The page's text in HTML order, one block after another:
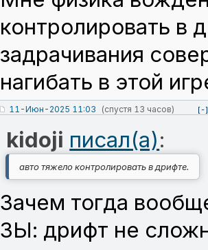
контролировать в
задрачивания
нагибать в этой
11-Июн-2025 11:03 (спустя 13 часов) [-]
kidoji писал(а):
авто тяжело контролировать в дрифте.
Зачем тогда
ЗЫ: дрифт не